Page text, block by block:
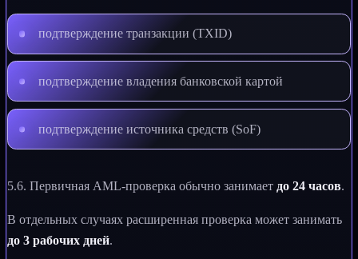
подтверждение транзакции (TXID)
подтверждение владения банковской картой
подтверждение источника средств (SoF)
5.6. Первичная AML-проверка обычно занимает до 24 часов.
В отдельных случаях расширенная проверка может занимать
до 3 рабочих дней.